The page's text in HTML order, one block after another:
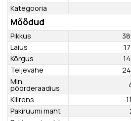
Maksimaalse
pöördemomendi
pöörete arv
Käigukast
Veoskeem
Keretüüp
Tüüp
Istekohtade arv
Uste arv
Kategooria